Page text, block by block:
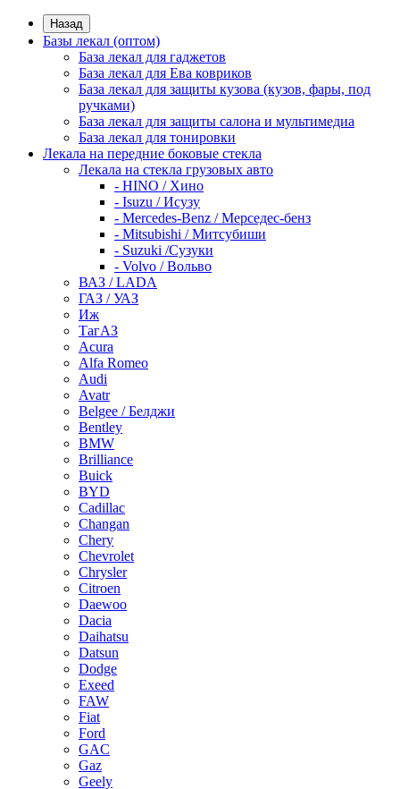
Назад
Базы лекал (оптом)
База лекал для гаджетов
База лекал для Ева ковриков
База лекал для защиты кузова (кузов, фары, под
ручками)
База лекал для защиты салона и мультимедиа
База лекал для тонировки
Лекала на передние боковые стекла
Лекала на стекла грузовых авто
- HINO / Хино
- Isuzu / Исузу
- Mercedes-Benz / Мерседес-бенз
- Mitsubishi / Митсубиши
- Suzuki /Сузуки
- Volvo / Вольво
ВАЗ / LADA
ГАЗ / УАЗ
Иж
ТагАЗ
Acura
Alfa Romeo
Audi
Avatr
Belgee / Белджи
Bentley
BMW
Brilliance
Buick
BYD
Cadillac
Changan
Chery
Chevrolet
Chrysler
Citroen
Daewoo
Dacia
Daihatsu
Datsun
Dodge
Exeed
FAW
Fiat
Ford
GAC
Gaz
Geely